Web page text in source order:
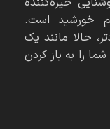
خورشید است.
حالا مانند یک
را به باز کردن